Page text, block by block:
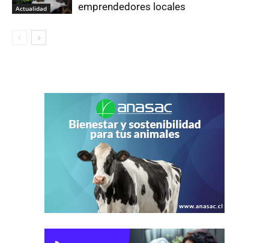
Actualidad
emprendedores locales